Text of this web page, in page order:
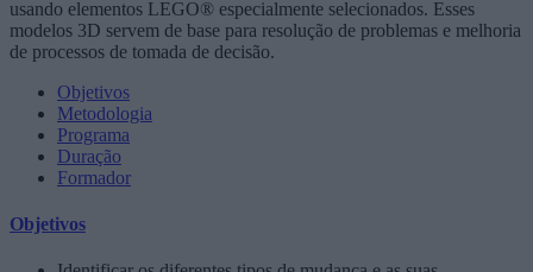
usando elementos LEGO® especialmente selecionados. Esses
modelos 3D servem de base para resolução de problemas e melhoria
de processos de tomada de decisão.
Objetivos
Metodologia
Programa
Duração
Formador
Objetivos